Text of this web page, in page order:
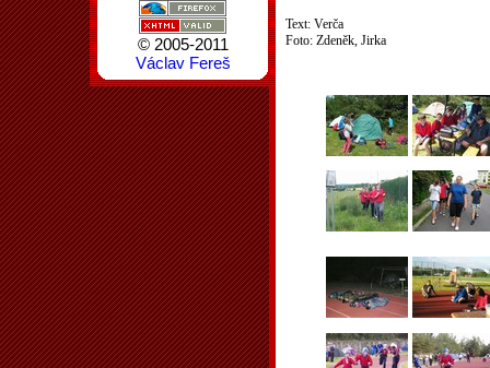
Text: Verča
Foto: Zdeněk, Jirka
© 2005-2011
Václav Fereš